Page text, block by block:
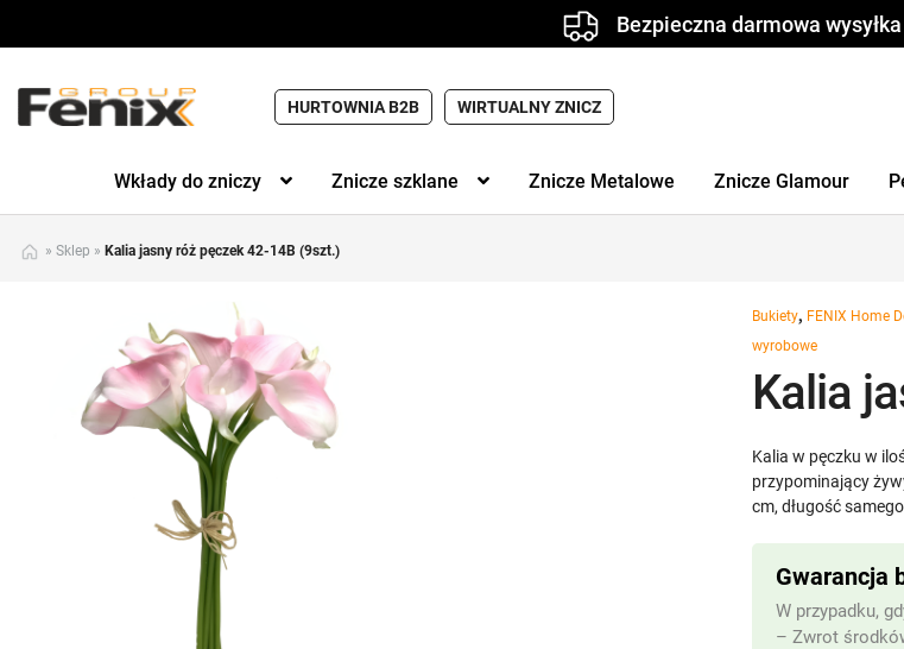
Bezpieczna darmowa wysyłka
HURTOWNIA B2B WIRTUALNY ZNICZ
Wkłady do zniczy Znicze szklane Znicze Metalowe Znicze Glamour
» Sklep » Kalia jasny róż pęczek 42-14B (9szt.)
Bukiety, FENIX Home
wyrobowe
Kalia
Kalia w pęczku w
przypominający
cm, długość
Gwarancja
W przypadku,
– Zwrot